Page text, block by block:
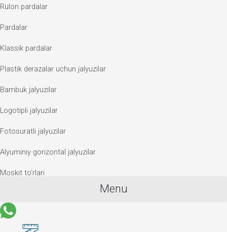
Rulon pardalar
Pardalar
Klassik pardalar
Plastik derazalar uchun jalyuzilar
Bambuk jalyuzilar
Logotipli jalyuzilar
Fotosuratli jalyuzilar
Alyuminiy gorizontal jalyuzilar
Moskit to‘rlari
Menu